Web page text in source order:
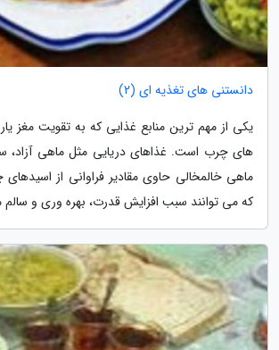
دانستنی های تغذیه ای (2)
یکی از مهم ترین منابع غذایی که به تقویت مغز
های چرب است. غذاهای دریایی مثل ماهی آزاد،
که می توانند سبب افزایش قدرت، بهره وری و سالم